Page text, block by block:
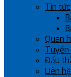
Tin tức
Quan
Tuyển
Đấu
Liên hệ